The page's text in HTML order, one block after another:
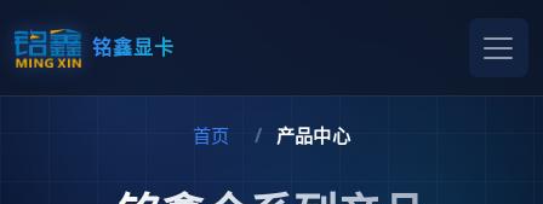
铭鑫显卡
首页 产品中心